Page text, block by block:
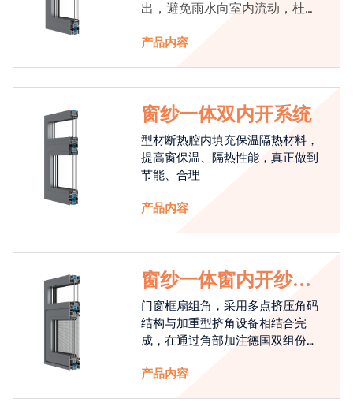
出，避免雨水向室内流动，杜绝
产品内容
窗纱一体双内开系统
型材断热腔内填充保温隔热材料，
提高窗保温、隔热性能，真正做到
节能、合理
产品内容
窗纱一体窗内开纱外
开系统
门窗框扇组角，采用多点挤压角码
结构与加重型挤角设备相结合完
成，在通过角部加注德国双组份胶
强度，促使窗使用寿命提升5-10
产品内容